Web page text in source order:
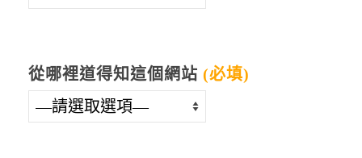
從哪裡道得知這個網站 (必填)